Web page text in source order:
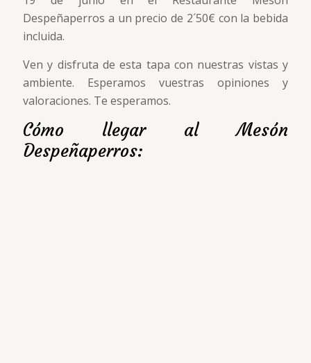
Despeñaperros a un precio de 2´50€ con la bebida
incluida.
Ven y disfruta de esta tapa con nuestras vistas y
ambiente. Esperamos vuestras opiniones y
valoraciones. Te esperamos.
Cómo llegar al Mesón
Despeñaperros: